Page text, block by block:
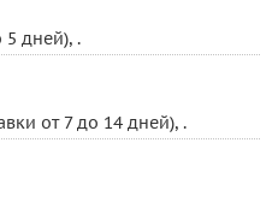
5 дней), .
от 7 до 14 дней), .